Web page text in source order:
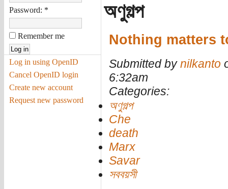
Password: *
Remember me
Log in using OpenID
Cancel OpenID login
Create new account
Request new password
অণুগল্প
Nothing matters
Submitted by nilkanto
6:32am
Categories:
অণুগল্প
Che
death
Marx
Savar
সববয়সী